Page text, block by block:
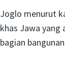
Joglo menurut
khas Jawa yang
bagian